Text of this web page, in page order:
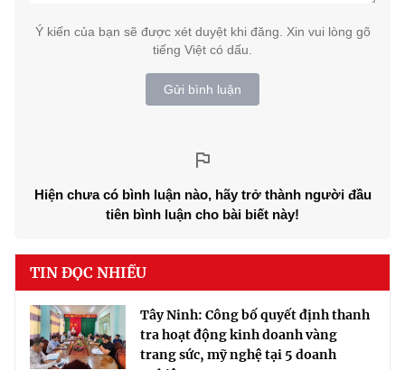
Ý kiến của bạn sẽ được xét duyệt khi đăng. Xin vui lòng gõ
tiếng Việt có dấu.
Gửi bình luận
Hiện chưa có bình luận nào, hãy trở thành người đầu
tiên bình luận cho bài biết này!
TIN ĐỌC NHIỀU
Tây Ninh: Công bố quyết định thanh
tra hoạt động kinh doanh vàng
trang sức, mỹ nghệ tại 5 doanh